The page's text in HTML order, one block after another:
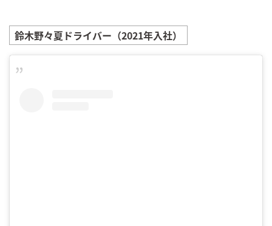
鈴木野々夏 ドライバー（2021年入社）